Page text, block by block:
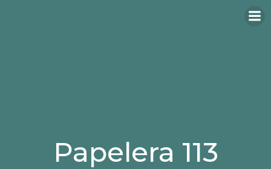
Papelera 113